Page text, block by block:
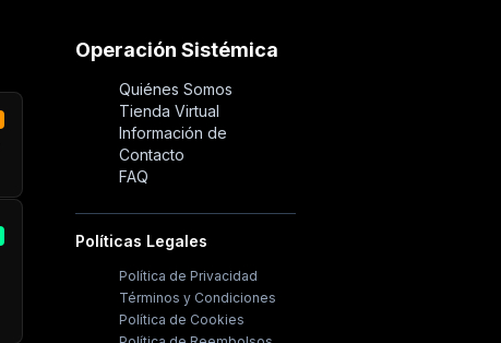
Operación Sistémica
Quiénes Somos
Tienda Virtual
Información de
Contacto
FAQ
Políticas Legales
Política de Privacidad
Términos y Condiciones
Política de Cookies